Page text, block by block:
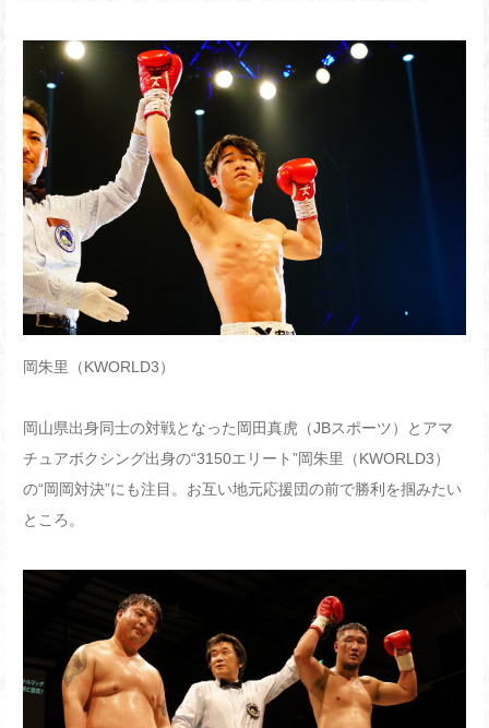
岡朱里（KWORLD3）
岡山県出身同士の対戦となった岡田真虎（JBスポーツ）とアマ
チュアボクシング出身の“3150エリート”岡朱里（KWORLD3）
の“岡岡対決”にも注目。お互い地元応援団の前で勝利を掴みたい
ところ。